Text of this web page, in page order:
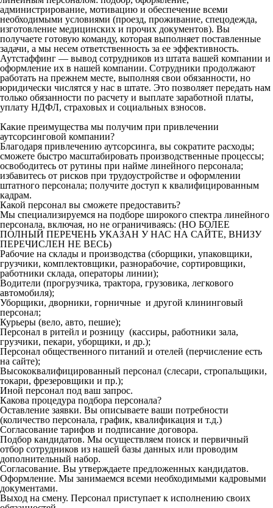
администрирование, мотивацию и обеспечение всеми
необходимыми условиями (проезд, проживание, спецодежда,
изготовление медицинских и прочих документов). Вы
получаете готовую команду, которая выполняет поставленные
задачи, а мы несем ответственность за ее эффективность.
Аутстаффинг — вывод сотрудников из штата вашей компании и
оформление их в нашей компании. Сотрудники продолжают
работать на прежнем месте, выполняя свои обязанности, но
юридически числятся у нас в штате. Это позволяет передать нам
только обязанности по расчету и выплате заработной платы,
уплату НДФЛ, страховых и социальных взносов.
Какие преимущества мы получим при привлечении
аутсорсинговой компании?
Благодаря привлечению аутсорсинга, вы сократите расходы;
сможете быстро масштабировать производственные процессы;
освободитесь от рутины при найме линейного персонала;
избавитесь от рисков при трудоустройстве и оформлении
штатного персонала; получите доступ к квалифицированным
кадрам.
Какой персонал вы сможете предоставить?
Мы специализируемся на подборе широкого спектра линейного
персонала, включая, но не ограничиваясь: (НО БОЛЕЕ
ПОЛНЫЙ ПЕРЕЧЕНЬ УКАЗАН У НАС НА САЙТЕ, ВНИЗУ
ПЕРЕЧИСЛЕН НЕ ВЕСЬ)
Рабочие на склады и производства (сборщики, упаковщики,
грузчики, комплектовщики, разнорабочие, сортировщики,
работники склада, операторы линии);
Водители (прогрузчика, трактора, грузовика, легкового
автомобиля);
Уборщики, дворники, горничные и другой клининговый
персонал;
Курьеры (вело, авто, пешие);
Персонал в ритейл и розницу (кассиры, работники зала,
грузчики, пекари, уборщики, и др.);
Персонал общественного питаний и отелей (перчисление есть
на сайте);
Высококвалифицированный персонал (слесари, стропальщики,
токари, фрезеровщики и пр.);
Иной персонал под ваш запрос.
Какова процедура подбора персонала?
Оставление заявки. Вы описываете ваши потребности
(количество персонала, график, квалификация и т.д.)
Согласование тарифов и подписание договора.
Подбор кандидатов. Мы осуществляем поиск и первичный
отбор сотрудников из нашей базы данных или проводим
дополнительный набор.
Согласование. Вы утверждаете предложенных кандидатов.
Оформление. Мы занимаемся всеми необходимыми кадровыми
документами.
Выход на смену. Персонал приступает к исполнению своих